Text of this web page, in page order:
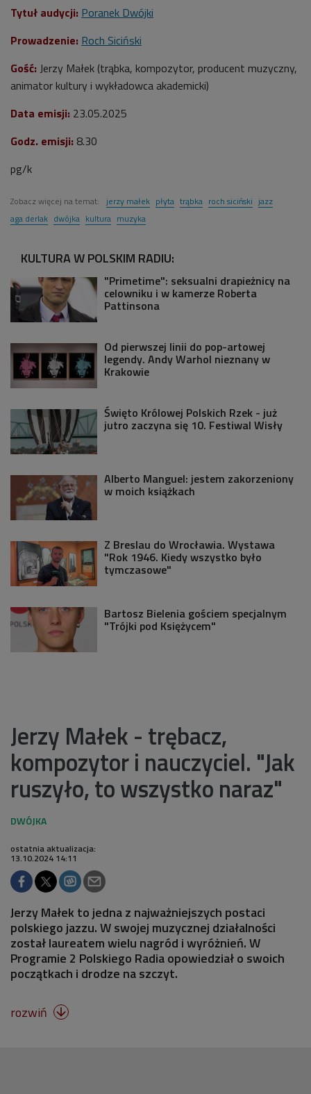
Tytuł audycji: Poranek Dwójki
Prowadzenie: Roch Siciński
Gość: Jerzy Małek (trąbka, kompozytor, producent muzyczny,
animator kultury i wykładowca akademicki)
Data emisji: 23.05.2025
Godz. emisji: 8.30
pg/k
Zobacz więcej na temat: jerzy małek płyta trąbka roch siciński jazz
aga derlak dwójka kultura muzyka
KULTURA W POLSKIM RADIU:
"Primetime": seksualni drapieżnicy na
celowniku i w kamerze Roberta
Pattinsona
Od pierwszej linii do pop-artowej
legendy. Andy Warhol nieznany w
Krakowie
Święto Królowej Polskich Rzek - już
jutro zaczyna się 10. Festiwal Wisły
Alberto Manguel: jestem zakorzeniony
w moich książkach
Z Breslau do Wrocławia. Wystawa
"Rok 1946. Kiedy wszystko było
tymczasowe"
Bartosz Bielenia gościem specjalnym
"Trójki pod Księżycem"
Jerzy Małek - trębacz,
kompozytor i nauczyciel. "Jak
ruszyło, to wszystko naraz"
ostatnia aktualizacja:
13.10.2024 14:11
Jerzy Małek to jedna z najważniejszych postaci
polskiego jazzu. W swojej muzycznej działalności
został laureatem wielu nagród i wyróżnień. W
Programie 2 Polskiego Radia opowiedział o swoich
początkach i drodze na szczyt.
rozwiń 